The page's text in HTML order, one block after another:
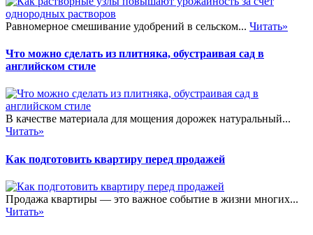
Равномерное смешивание удобрений в сельском... Читать»
Что можно сделать из плитняка, обустраивая сад в
английском стиле
В качестве материала для мощения дорожек натуральный...
Читать»
Как подготовить квартиру перед продажей
Продажа квартиры — это важное событие в жизни многих...
Читать»